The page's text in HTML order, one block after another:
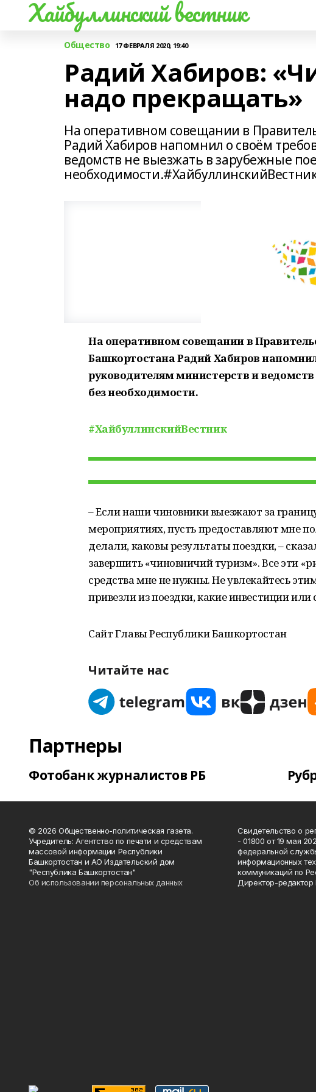
Хайбуллинский вестник
Общество 17 ФЕВРАЛЯ 2020, 19:40
Радий Хабиров:
надо прекращать»
На оперативном совещании в
Радий Хабиров напомнил о своём
ведомств не выезжать в зарубежные
На оперативном совещании в
Башкортостана Радий Хабиров
руководителям министерств и
без необходимости.
#ХайбуллинскийВестник
– Если наши чиновники выезжают за
мероприятиях, пусть предоставляют мне
делали, каковы результаты поездки, –
завершить «чиновничий туризм». Все эти
средства мне не нужны. Не увлекайтесь
привезли из поездки, какие инвестиции или
Сайт Главы Республики Башкортостан
Читайте нас
Партнеры
Фотобанк журналистов РБ
© 2026 Общественно-политическая газета.
Учредитель: Агентство по печати и средствам
массовой информации Республики
Башкортостан и АО Издательский дом
"Республика Башкортостан"
Об использовании персональных данных
Свидетельство о
- 01800 от 19 мая
федеральной
информационных
коммуникаций по
Директор-редактор